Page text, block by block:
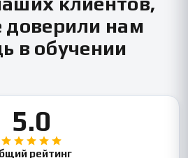
доверили нам
в обучении
5.0
рейтинг